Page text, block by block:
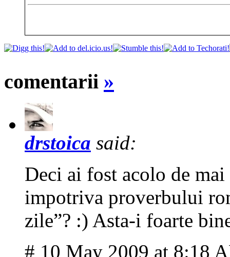
comentarii »
drstoica said:
Deci ai fost acolo de
impotriva proverbului
zile”? :) Asta-i foarte
# 10 May 2009 at 8:18